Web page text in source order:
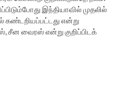
இந்தியாவில் முதலில்
கண்டறியப்பட்டது என்று
சீன வைரஸ் என்று குறிப்பிடக்